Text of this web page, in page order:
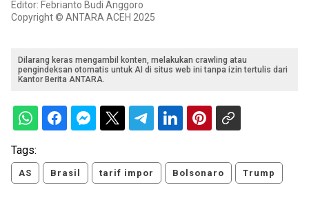
Editor: Febrianto Budi Anggoro
Copyright © ANTARA ACEH 2025
Dilarang keras mengambil konten, melakukan crawling atau
pengindeksan otomatis untuk AI di situs web ini tanpa izin tertulis dari
Kantor Berita ANTARA.
Tags:
AS Brasil tarif impor Bolsonaro Trump